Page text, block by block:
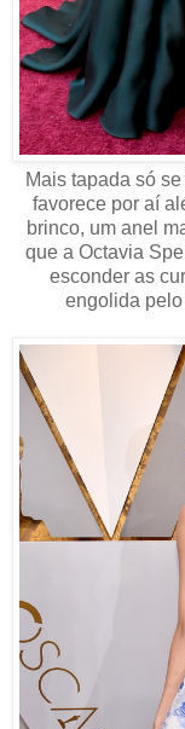
Mais tapada só
favorece por aí
brinco, um anel
que a Octavia
esconder as
engolida